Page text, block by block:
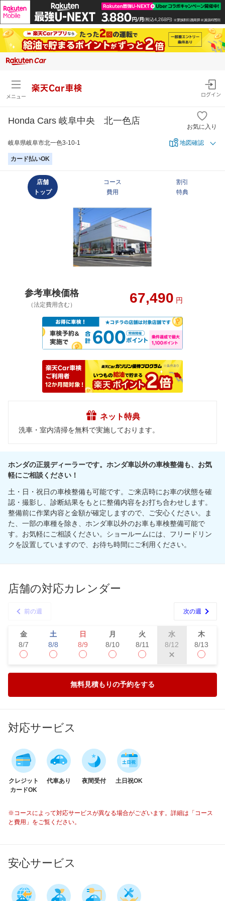
メニュー
楽天Car車検
ログイン
Honda Cars 岐阜中央 北一色店
お気に入り
岐阜県岐阜市北一色3-10-1 地図確認
カード払いOK
店舗
トップ
コース
費用
割引
特典
参考車検価格
（法定費用含む） 67,490 円
ネット特典
洗車・室内清掃を無料で実施しております。
ホンダの正規ディーラーです。ホンダ車以外の車検整備も、お気
軽にご相談ください！
土・日・祝日の車検整備も可能です。ご来店時にお車の状態を確
認・撮影し、診断結果をもとに整備内容をお打ち合わせします。
整備前に作業内容と金額が確定しますので、ご安心ください。ま
た、一部の車種を除き、ホンダ車以外のお車も車検整備可能で
す。お気軽にご相談ください。ショールームには、フリードリン
クを設置していますので、お待ち時間にご利用ください。
店舗の対応カレンダー
前の週 次の週
金
8/7
土
8/8
日
8/9
月
8/10
火
8/11
水
8/12
木
8/13
無料見積もりの予約をする
対応サービス
クレジット
カードOK
代車あり 夜間受付 土日祝OK
※コースによって対応サービスが異なる場合がございます。詳細は「コース
と費用」をご覧ください。
安心サービス